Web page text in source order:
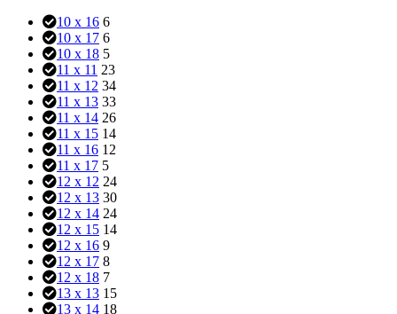
10 x 16 6
10 x 17 6
10 x 18 5
11 x 11 23
11 x 12 34
11 x 13 33
11 x 14 26
11 x 15 14
11 x 16 12
11 x 17 5
12 x 12 24
12 x 13 30
12 x 14 24
12 x 15 14
12 x 16 9
12 x 17 8
12 x 18 7
13 x 13 15
13 x 14 18